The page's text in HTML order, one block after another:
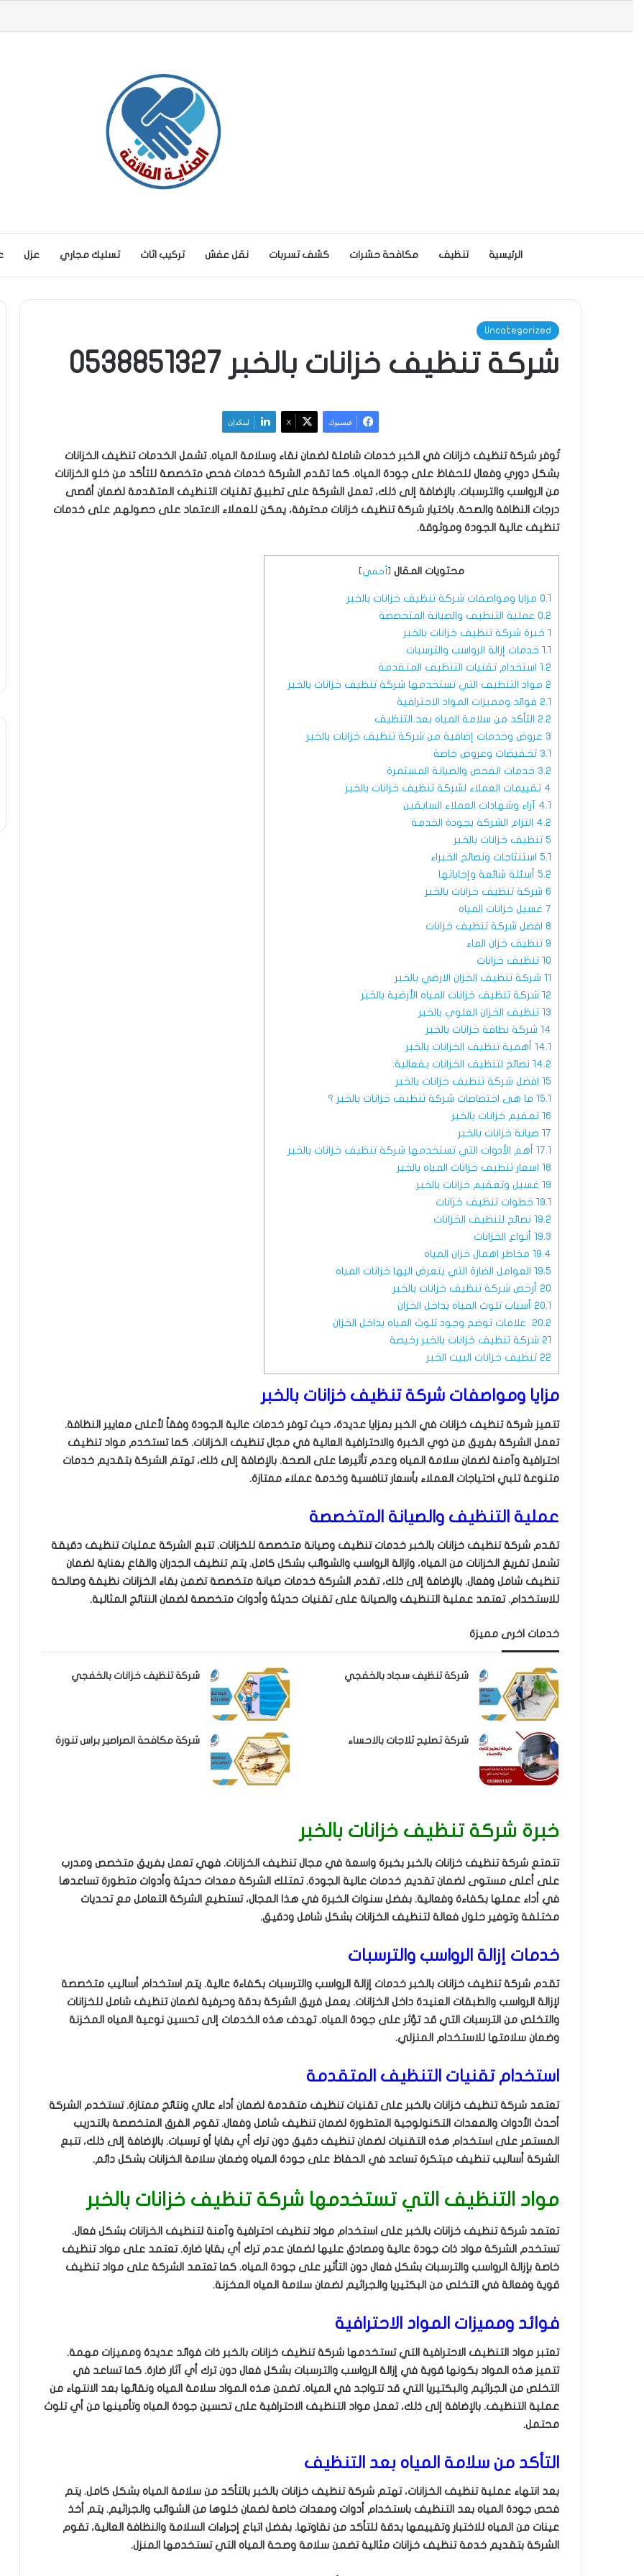
الرئيسية تنظيف مكافحة حشرات كشف تسربات نقل عفش تركيب اثاث تسليك مجاري عزل
Uncategorized
شركة تنظيف خزانات بالخبر 0538851327
فيسبوك ‫X لينكدإن
تُوفر شركة تنظيف خزانات في الخبر خدمات شاملة لضمان نقاء وسلامة المياه. تشمل الخدمات تنظيف الخزانات
بشكل دوري وفعال للحفاظ على جودة المياه. كما تقدم الشركة خدمات فحص متخصصة للتأكد من خلو الخزانات
من الرواسب والترسبات. بالإضافة إلى ذلك، تعمل الشركة على تطبيق تقنيات التنظيف المتقدمة لضمان أقصى
درجات النظافة والصحة. باختيار شركة تنظيف خزانات محترفة، يمكن للعملاء الاعتماد على حصولهم على خدمات
تنظيف عالية الجودة وموثوقة.
محتويات المقال [ أخفي]
0.1 مزايا ومواصفات شركة تنظيف خزانات بالخبر
0.2 عملية التنظيف والصيانة المتخصصة
1 خبرة شركة تنظيف خزانات بالخبر
1.1 خدمات إزالة الرواسب والترسبات
1.2 استخدام تقنيات التنظيف المتقدمة
2 مواد التنظيف التي تستخدمها شركة تنظيف خزانات بالخبر
2.1 فوائد ومميزات المواد الاحترافية
2.2 التأكد من سلامة المياه بعد التنظيف
3 عروض وخدمات إضافية من شركة تنظيف خزانات بالخبر
3.1 تخفيضات وعروض خاصة
3.2 خدمات الفحص والصيانة المستمرة
4 تقييمات العملاء لشركة تنظيف خزانات بالخبر
4.1 آراء وشهادات العملاء السابقين
4.2 التزام الشركة بجودة الخدمة
5 تنظيف خزانات بالخبر
5.1 استنتاجات ونصائح الخبراء
5.2 أسئلة شائعة وإجاباتها
6 شركة تنظيف خزانات بالخبر
7 غسيل خزانات المياه
8 افضل شركة تنظيف خزانات
9 تنظيف خزان الماء
10 تنظيف خزانات
11 شركة تنظيف الخزان الارضي بالخبر
12 شركة تنظيف خزانات المياه الأرضية بالخبر
13 تنظيف الخزان العلوي بالخبر
14 شركة نظافة خزانات بالخبر
14.1 أهمية تنظيف الخزانات بالخبر
14.2 نصائح لتنظيف الخزانات بفعالية:
15 افضل شركة تنظيف خزانات بالخبر
15.1 ما هى اختصاصات شركة تنظيف خزانات بالخبر ؟
16 تعقيم خزانات بالخبر
17 صيانة خزانات بالخبر
17.1 أهم الأدوات التي تستخدمها شركة تنظيف خزانات بالخبر
18 اسعار تنظيف خزانات المياه بالخبر
19 غسيل وتعقيم خزانات بالخبر
19.1 خطوات تنظيف خزانات
19.2 نصائح لتنظيف الخزانات
19.3 أنواع الخزانات
19.4 مخاطر اهمال خزان المياه
19.5 العوامل الضارة التي يتعرض اليها خزانات المياه
20 أرخص شركة تنظيف خزانات بالخبر
20.1 أسباب تلوث المياه بداخل الخزان
20.2 علامات توضح وجود تلوث المياه بداخل الخزان
21 شركة تنظيف خزانات بالخبر رخيصة
22 تنظيف خزانات البيت الخبر
مزايا ومواصفات شركة تنظيف خزانات بالخبر
تتميز شركة تنظيف خزانات في الخبر بمزايا عديدة، حيث توفر خدمات عالية الجودة وفقاً لأعلى معايير النظافة.
تعمل الشركة بفريق من ذوي الخبرة والاحترافية العالية في مجال تنظيف الخزانات. كما تستخدم مواد تنظيف
احترافية وآمنة لضمان سلامة المياه وعدم تأثيرها على الصحة. بالإضافة إلى ذلك، تهتم الشركة بتقديم خدمات
متنوعة تلبي احتياجات العملاء بأسعار تنافسية وخدمة عملاء ممتازة.
عملية التنظيف والصيانة المتخصصة
تقدم شركة تنظيف خزانات بالخبر خدمات تنظيف وصيانة متخصصة للخزانات. تتبع الشركة عمليات تنظيف دقيقة
تشمل تفريغ الخزانات من المياه، وازالة الرواسب والشوائب بشكل كامل. يتم تنظيف الجدران والقاع بعناية لضمان
تنظيف شامل وفعال. بالإضافة إلى ذلك، تقدم الشركة خدمات صيانة متخصصة تضمن بقاء الخزانات نظيفة وصالحة
للاستخدام. تعتمد عملية التنظيف والصيانة على تقنيات حديثة وأدوات متخصصة لضمان النتائج المثالية.
خدمات اخرى مميزة
شركة تنظيف سجاد بالخفجي شركة تنظيف خزانات بالخفجي
شركة تصليح ثلاجات بالاحساء شركة مكافحة الصراصير براس تنورة
خبرة شركة تنظيف خزانات بالخبر
تتمتع شركة تنظيف خزانات بالخبر بخبرة واسعة في مجال تنظيف الخزانات. فهي تعمل بفريق متخصص ومدرب
على أعلى مستوى لضمان تقديم خدمات عالية الجودة. تمتلك الشركة معدات حديثة وأدوات متطورة تساعدها
في أداء عملها بكفاءة وفعالية. بفضل سنوات الخبرة في هذا المجال، تستطيع الشركة التعامل مع تحديات
مختلفة وتوفير حلول فعالة لتنظيف الخزانات بشكل شامل ودقيق.
خدمات إزالة الرواسب والترسبات
تقدم شركة تنظيف خزانات بالخبر خدمات إزالة الرواسب والترسبات بكفاءة عالية. يتم استخدام أساليب متخصصة
لإزالة الرواسب والطبقات العنيدة داخل الخزانات. يعمل فريق الشركة بدقة وحرفية لضمان تنظيف شامل للخزانات
والتخلص من الترسبات التي قد تؤثر على جودة المياه. تهدف هذه الخدمات إلى تحسين نوعية المياه المخزنة
وضمان سلامتها للاستخدام المنزلي.
استخدام تقنيات التنظيف المتقدمة
تعتمد شركة تنظيف خزانات بالخبر على تقنيات تنظيف متقدمة لضمان أداء عالي ونتائج ممتازة. تستخدم الشركة
أحدث الأدوات والمعدات التكنولوجية المتطورة لضمان تنظيف شامل وفعال. تقوم الفرق المتخصصة بالتدريب
المستمر على استخدام هذه التقنيات لضمان تنظيف دقيق دون ترك أي بقايا أو ترسبات. بالإضافة إلى ذلك، تتبع
الشركة أساليب تنظيف مبتكرة تساعد في الحفاظ على جودة المياه وضمان سلامة الخزانات بشكل دائم.
مواد التنظيف التي تستخدمها شركة تنظيف خزانات بالخبر
تعتمد شركة تنظيف خزانات بالخبر على استخدام مواد تنظيف احترافية وآمنة لتنظيف الخزانات بشكل فعال.
تستخدم الشركة مواد ذات جودة عالية ومصادق عليها لضمان عدم ترك أي بقايا ضارة. تعتمد على مواد تنظيف
خاصة بإزالة الرواسب والترسبات بشكل فعال دون التأثير على جودة المياه. كما تعتمد الشركة على مواد تنظيف
قوية وفعالة في التخلص من البكتيريا والجراثيم لضمان سلامة المياه المخزنة.
فوائد ومميزات المواد الاحترافية
تعتبر مواد التنظيف الاحترافية التي تستخدمها شركة تنظيف خزانات بالخبر ذات فوائد عديدة ومميزات مهمة.
تتميز هذه المواد بكونها قوية في إزالة الرواسب والترسبات بشكل فعال دون ترك أي آثار ضارة. كما تساعد في
التخلص من الجراثيم والبكتيريا التي قد تتواجد في المياه. تضمن هذه المواد سلامة المياه ونقائها بعد الانتهاء من
عملية التنظيف. بالإضافة إلى ذلك، تعمل مواد التنظيف الاحترافية على تحسين جودة المياه وتأمينها من أي تلوث
محتمل.
التأكد من سلامة المياه بعد التنظيف
بعد انتهاء عملية تنظيف الخزانات، تهتم شركة تنظيف خزانات بالخبر بالتأكد من سلامة المياه بشكل كامل. يتم
فحص جودة المياه بعد التنظيف باستخدام أدوات ومعدات خاصة لضمان خلوها من الشوائب والجراثيم. يتم أخذ
عينات من المياه للاختبار وتقييمها بدقة للتأكد من نقاوتها. بفضل اتباع إجراءات السلامة والنظافة العالية، تقوم
الشركة بتقديم خدمة تنظيف خزانات مثالية تضمن سلامة وصحة المياه التي تستخدمها المنزل.